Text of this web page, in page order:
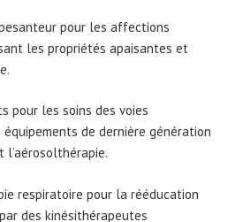
pour les affections
les propriétés apaisantes et
pour les soins des voies
de dernière génération
respiratoire pour la rééducation
des kinésithérapeutes